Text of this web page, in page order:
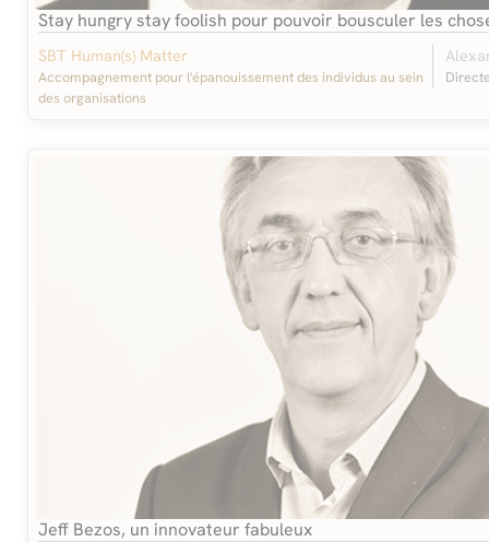
Stay hungry stay foolish pour pouvoir bousculer les
SBT Human(s) Matter
Accompagnement pour l'épanouissement des individus au sein
des organisations
Jeff Bezos, un innovateur fabuleux